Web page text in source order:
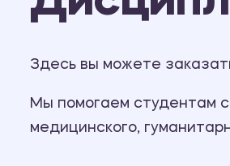
Здесь вы можете
Мы помогаем студентам
медицинского,